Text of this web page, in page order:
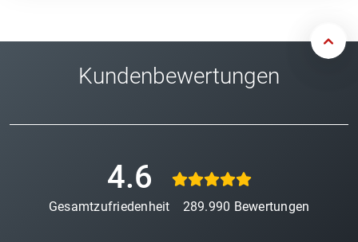
Kundenbewertungen
4.6
Gesamtzufriedenheit 289.990 Bewertungen